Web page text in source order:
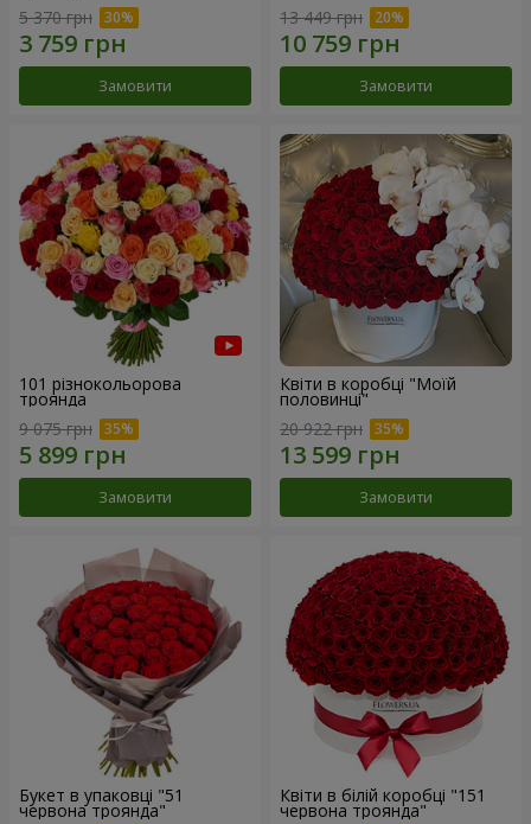
5 370 грн
Замовити
13 449 грн
Замовити
101 різнокольорова
троянда
9 075 грн
Замовити
Квіти в коробці "Моїй
половинці"
20 922 грн
Замовити
Букет в упаковці "51
червона троянда"
Квіти в білій коробці "151
червона троянда"